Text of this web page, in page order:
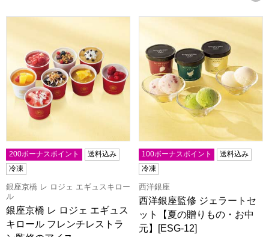
銀座京橋 レ ロジェ エギュスキロール フレンチレストラン
200ボーナスポイント
送料込み
冷凍
銀座京橋 レ ロジェ エギュスキロー
ル
銀座京橋 レ ロジェ エギュス
キロール フレンチレストラ
西洋銀座監修 ジェラートセ
100ボーナスポイント
送料込み
冷凍
西洋銀座
西洋銀座監修 ジェラートセ
ット【夏の贈りもの・お中
元】[ESG-12]